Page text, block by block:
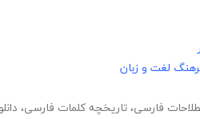
لغت و زبان
فارسی، تاریخچه کلمات فارسی،